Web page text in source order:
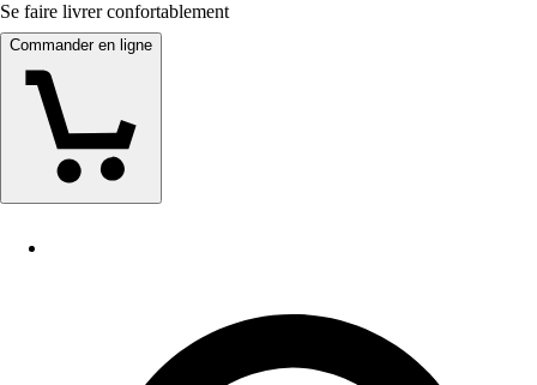
Se faire livrer confortablement
Commander en ligne